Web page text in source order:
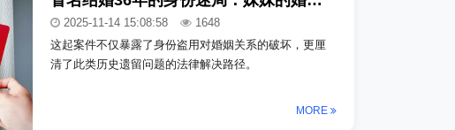
2025-11-14 15:08:58
1648
这起案件不仅暴露了身份盗用对婚姻关系的破坏，更厘
清了此类历史遗留问题的法律解决路径。
MORE